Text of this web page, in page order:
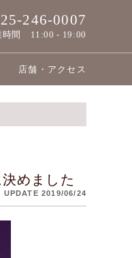
246-0007
間 11:00 - 19:00
店舗・アクセス
めました
UPDATE 2019/06/24